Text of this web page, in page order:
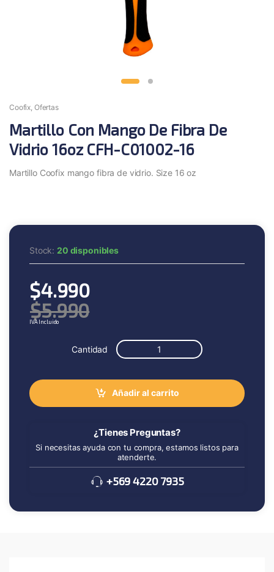
Coofix, Ofertas
Martillo Con Mango De Fibra De
Vidrio 16oz CFH-C01002-16
Martillo Coofix mango fibra de vidrio. Size 16 oz
Stock:20 disponibles
$4.990
$5.990
IVA Incluido
Cantidad
Añadir al carrito
¿Tienes Preguntas?
Si necesitas ayuda con tu compra, estamos listos para
atenderte.
+569 4220 7935